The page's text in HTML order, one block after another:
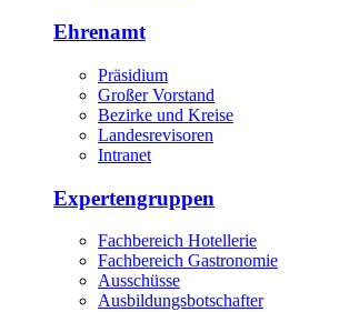
Ehrenamt
Präsidium
Großer Vorstand
Bezirke und Kreise
Landesrevisoren
Intranet
Expertengruppen
Fachbereich Hotellerie
Fachbereich Gastronomie
Ausschüsse
Ausbildungsbotschafter